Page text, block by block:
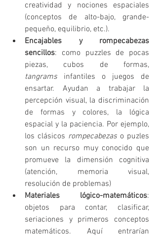
creatividad y nociones espaciales
(conceptos de alto-bajo, grande-
pequeño, equilibrio, etc.).
Encajables y rompecabezas
sencillos: como puzzles de pocas
tangrams infantiles o juegos de
ensartar. Ayudan a trabajar la
percepción visual, la discriminación
de formas y colores, la lógica
espacial y la paciencia. Por ejemplo,
los clásicos rompecabezas o puzles
son un recurso muy conocido que
promueve la dimensión cognitiva
(atención, memoria visual,
resolución de problemas)
Materiales lógico-matemáticos:
objetos para contar, clasificar,
seriaciones y primeros conceptos
matemáticos. Aquí entrarían